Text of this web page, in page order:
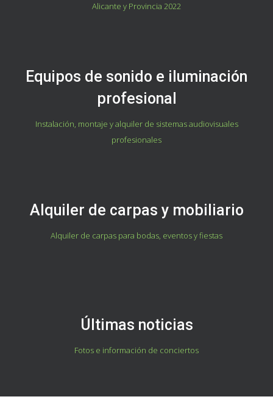
Alicante y Provincia 2022
Equipos de sonido e iluminación
profesional
Instalación, montaje y alquiler de sistemas audiovisuales
profesionales
Alquiler de carpas y mobiliario
Alquiler de carpas para bodas, eventos y fiestas
Últimas noticias
Fotos e información de conciertos